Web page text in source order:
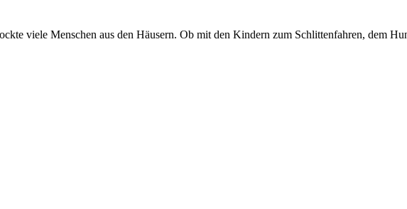
viele Menschen aus den Häusern. Ob mit den Kindern zum Schlittenfahren, dem